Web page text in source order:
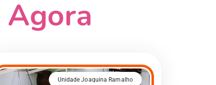
Agora
Unidade Joaquina Ramalho